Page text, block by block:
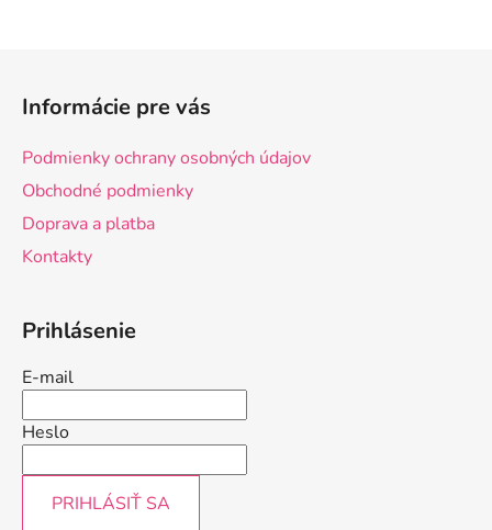
Informácie pre vás
Podmienky ochrany osobných údajov
Obchodné podmienky
Doprava a platba
Kontakty
Prihlásenie
E-mail
Heslo
PRIHLÁSIŤ SA